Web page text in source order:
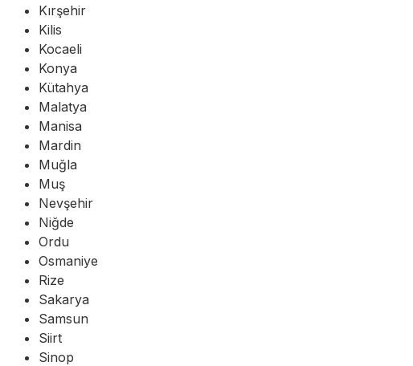
Kırşehir
Kilis
Kocaeli
Konya
Kütahya
Malatya
Manisa
Mardin
Muğla
Muş
Nevşehir
Niğde
Ordu
Osmaniye
Rize
Sakarya
Samsun
Siirt
Sinop